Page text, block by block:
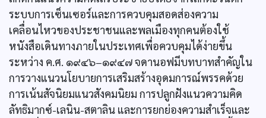
ระบบการเซ็นเซอร์และการควบคุมสอดส่องความ
เคลื่อนไหวของประชาชนและพลเมืองทุกคนต้องใช้
หนังสือเดินทางภายในประเทศเพื่อควบคุมได้ง่ายขึ้น
ระหว่าง ค.ศ. ๑๙๔๖–๑๙๔๗ จดานอฟมีบทบาทสำคัญใน
การวางแนวนโยบายการเสริมสร้างอุดมการณ์พรรคด้วย
การเน้นสัจนิยมแนวสังคมนิยม การปลูกฝังแนวความคิด
ลัทธิมากซ์-เลนิน-สตาลิน และการยกย่องความสำเร็จและ